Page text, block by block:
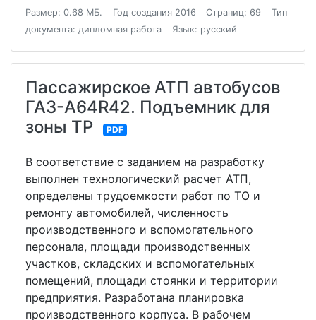
Размер: 0.68 МБ. Год создания 2016 Страниц: 69
Тип
документа: дипломная работа
Язык: русский
Пассажирское АТП автобусов
ГАЗ-А64R42. Подъемник для
зоны ТР
PDF
В соответствие с заданием на разработку
выполнен технологический расчет АТП,
определены трудоемкости работ по ТО и
ремонту автомобилей, численность
производственного и вспомогательного
персонала, площади производственных
участков, складских и вспомогательных
помещений, площади стоянки и территории
предприятия. Разработана планировка
производственного корпуса. В рабочем